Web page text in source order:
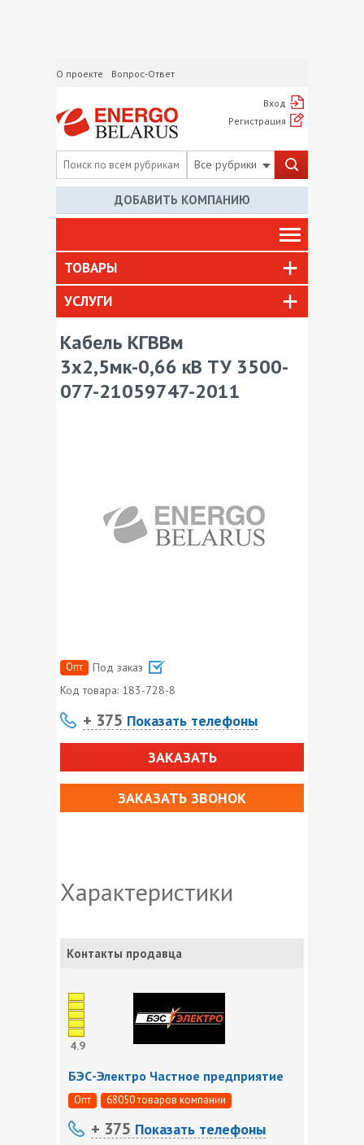
О проекте Вопрос-Ответ
Вход
Регистрация
Все рубрики
ДОБАВИТЬ КОМПАНИЮ
ТОВАРЫ
УСЛУГИ
Кабель КГВВм
3х2,5мк-0,66 кВ ТУ 3500-
077-21059747-2011
Опт
Под заказ
Код товара: 183-728-8
+ 375 Показать телефоны
ЗАКАЗАТЬ
ЗАКАЗАТЬ ЗВОНОК
Характеристики
Контакты продавца
4.9
БЭС-Электро Частное предприятие
Опт 68050 товаров компании
+ 375 Показать телефоны